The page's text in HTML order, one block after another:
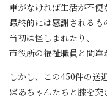
車がなければ生活が不便
最終的には感謝されるも
当初は怪しまれたり、
市役所の福祉職員と間違
しかし、この450件の送
ばあちゃんたちと膝を突